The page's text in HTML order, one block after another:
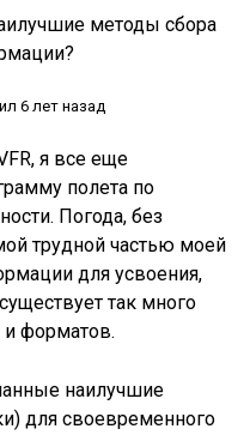
методы сбора
6 лет назад
я все еще
полета по
Погода, без
трудной частью моей
для усвоения,
так много
и форматов.
наилучшие
для своевременного